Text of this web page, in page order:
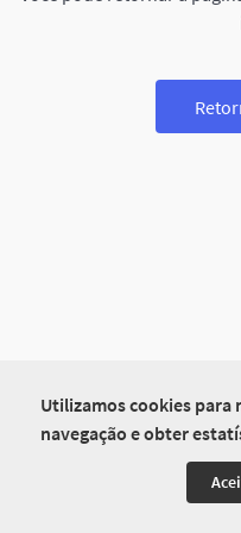
Utilizamos cookies para
navegação e obter